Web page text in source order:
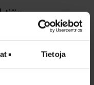
Tietoja
kehittää taloyhtiön
ja luotettavat